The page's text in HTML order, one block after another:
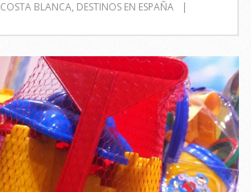
COSTA BLANCA, DESTINOS EN ESPAÑA